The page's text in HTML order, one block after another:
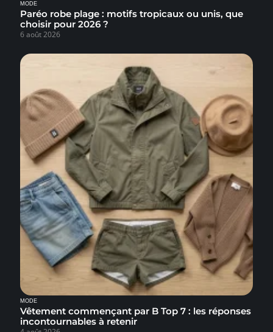
MODE
Paréo robe plage : motifs tropicaux ou unis, que
choisir pour 2026 ?
6 août 2026
MODE
Vêtement commençant par B Top 7 : les réponses
incontournables à retenir